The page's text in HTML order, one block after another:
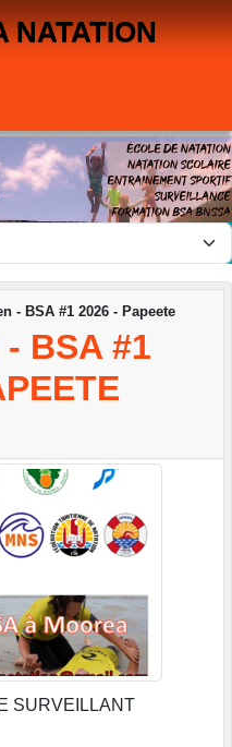
NATATION
- BSA #1 2026 - Papeete
- BSA #1
SURVEILLANT